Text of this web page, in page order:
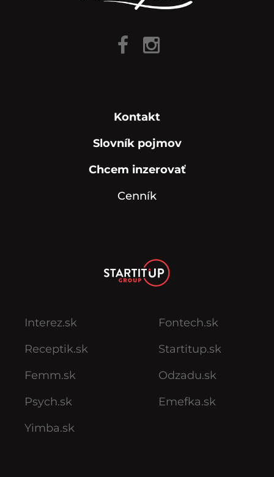
Kontakt
Slovník pojmov
Chcem inzerovať
Cenník
Interez.sk
Receptik.sk
Femm.sk
Psych.sk
Yimba.sk
Fontech.sk
Startitup.sk
Odzadu.sk
Emefka.sk